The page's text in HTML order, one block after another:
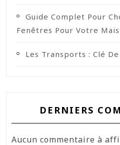
Guide Complet Pour
Fenêtres Pour Votre
Les Transports : Clé
DERNIERS
Aucun commentaire à